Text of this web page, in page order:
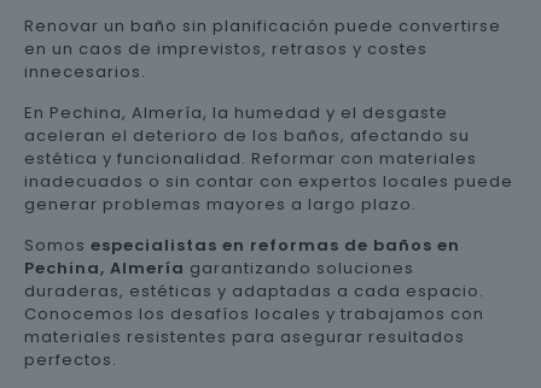
Renovar un baño sin planificación puede convertirse
en un caos de imprevistos, retrasos y costes
innecesarios.
En Pechina, Almería, la humedad y el desgaste
aceleran el deterioro de los baños, afectando su
estética y funcionalidad. Reformar con materiales
inadecuados o sin contar con expertos locales puede
generar problemas mayores a largo plazo.
Somos especialistas en reformas de baños en
Pechina, Almería garantizando soluciones
duraderas, estéticas y adaptadas a cada espacio.
Conocemos los desafíos locales y trabajamos con
materiales resistentes para asegurar resultados
perfectos.